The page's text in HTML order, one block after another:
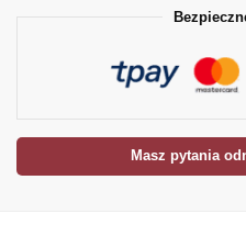
Masz pytania